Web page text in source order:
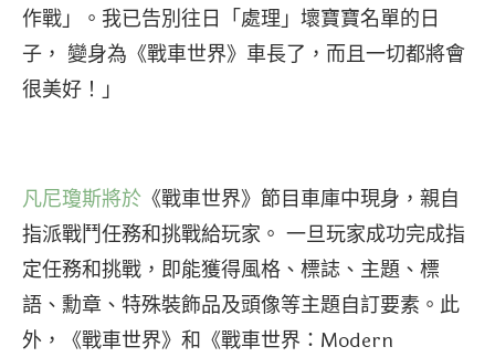
作戰」。我已告別往日「處理」壞寶寶名單的日
子， 變身為《戰車世界》車長了，而且一切都將會
很美好！」
凡尼瓊斯將於 《戰車世界》節目車庫中現身，親自
指派戰鬥任務和挑戰給玩家。 一旦玩家成功完成指
定任務和挑戰，即能獲得風格、標誌、主題、標
語、勳章、特殊裝飾品及頭像等主題自訂要素。此
外，《戰車世界》和《戰車世界：Modern